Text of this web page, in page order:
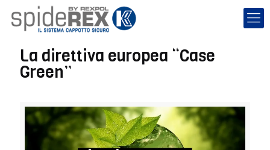
La direttiva europea “Case
Green”